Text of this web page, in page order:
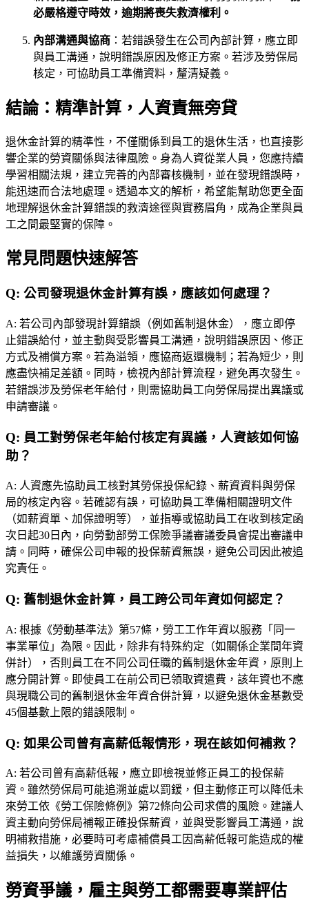
必嚴格遵守時效，逾期將喪失救濟權利。
內部溝通與協商 ：若錯誤發生在公司內部計算，應立即
與員工溝通，說明錯誤原因及修正方案。若涉及勞保局
核定，可協助員工準備資料，釐清疑義。
結論：精準計算，人資責無旁貸
退休金計算的精準性，不僅關係到員工的退休生活，也直接影
響企業的勞資關係與法律風險。身為人資從業人員，您應持續
學習相關法規，建立完善的內部審核機制，並在發現錯誤時，
能迅速而合法地處理。透過本文的解析，希望能幫助您更全面
地理解退休金計算錯誤的救濟途徑與實務眉角，成為企業與員
工之間最堅實的保障。
常見問題快速解答
Q: 公司發現退休金計算有誤，應該如何處理？
A: 若公司內部發現計算錯誤（例如舊制退休金），應立即停
止錯誤給付，並主動與受影響員工溝通，說明錯誤原因、修正
方式及補償方案。若為溢領，應協商返還機制；若為短少，則
應盡快補足差額。同時，檢視內部計算流程，避免再次發生。
若錯誤涉及勞保老年給付，則需協助員工向勞保局提出異議或
申請審議。
Q: 員工對勞保老年給付核定有異議，人資該如何協
助？
A: 人資應先協助員工核對其勞保投保紀錄、薪資資料與勞保
局的核定內容。若確認有誤，可協助員工準備相關證明文件
（如薪資單、加保證明等），並指導或協助員工在收到核定函
次日起30日內，向勞動部勞工保險爭議審議委員會提出審議申
請。同時，確保公司申報的投保薪資無誤，避免公司因此被追
究責任。
Q: 舊制退休金計算，員工跨公司年資如何認定？
A: 根據《勞動基準法》第57條，勞工工作年資以服務「同一
事業單位」為限。因此，除非有特殊約定（如關係企業間年資
併計），否則員工在不同公司任職的舊制退休金年資，原則上
應分開計算。即使員工在前公司已領取資遣費，該年資也不應
與現職公司的舊制退休金年資合併計算，以避免退休金基數受
45個基數上限的錯誤限制。
Q: 如果公司曾有高薪低報情形，現在該如何補救？
A: 若公司曾有高薪低報，應立即檢視並修正員工的投保薪
資。雖然勞保局可能追溯並處以罰鍰，但主動修正可以降低未
來勞工依《勞工保險條例》第72條向公司求償的風險。建議人
資主動向勞保局補報正確投保薪資，並與受影響員工溝通，說
明補救措施，必要時可考慮補償員工因高薪低報可能造成的權
益損失，以維護勞資關係。
勞資爭議，雇主與勞工都需要專業評估